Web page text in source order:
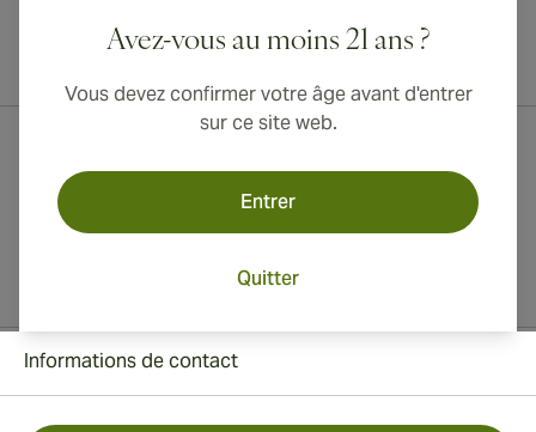
Avez-vous au moins 21 ans ?
Vous devez confirmer votre âge avant d'entrer
sur ce site web.
Entrer
Quitter
Livraison internationale disponible vers le Canada, le Royaume-Uni
Informations de contact